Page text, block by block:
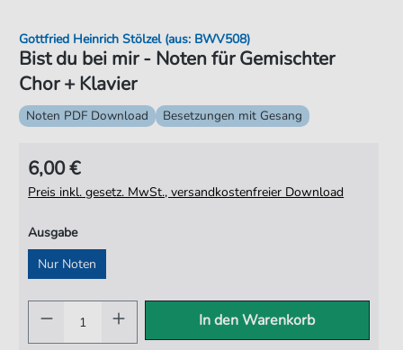
Bist du bei mir - Noten für Gemischter
Chor + Klavier
Gottfried Heinrich Stölzel (aus: BWV508)
Noten PDF Download Besetzungen mit Gesang
6,00 €
Preis inkl. gesetz. MwSt., versandkostenfreier Download
Ausgabe
Nur Noten
In den Warenkorb